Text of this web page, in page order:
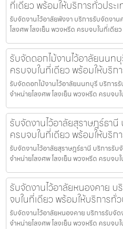
ที่เดียว พร้อมให้บริการทั่วประ
รับจัดงานไว้อาลัยพังงา บริการรับจัดงา
โลงศพ โลงเย็น พวงหรีด ครบจบในที่เดีย
รับจัดดอกไม้งานไว้อาลัยนนท
ครบจบในที่เดียว พร้อมให้บริก
รับจัดดอกไม้งานไว้อาลัยนนทบุรี บริกา
จำหน่ายโลงศพ โลงเย็น พวงหรีด ครบจบ
รับจัดงานไว้อาลัยสุราษฎร์ธา
ครบจบในที่เดียว พร้อมให้บริก
รับจัดงานไว้อาลัยสุราษฎร์ธานี บริการรั
จำหน่ายโลงศพ โลงเย็น พวงหรีด ครบจบ
รับจัดงานไว้อาลัยหนองคาย
จบในที่เดียว พร้อมให้บริการทั่
รับจัดงานไว้อาลัยหนองคาย บริการรับจั
จำหน่ายโลงศพ โลงเย็น พวงหรีด ครบจบ